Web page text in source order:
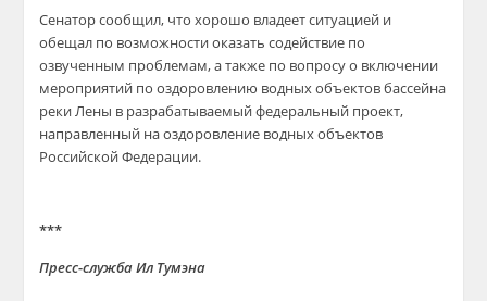
Сенатор сообщил, что хорошо владеет ситуацией и
обещал по возможности оказать содействие по
озвученным проблемам, а также по вопросу о включении
мероприятий по оздоровлению водных объектов бассейна
реки Лены в разрабатываемый федеральный проект,
направленный на оздоровление водных объектов
Российской Федерации.
***
Пресс-служба Ил Тумэна